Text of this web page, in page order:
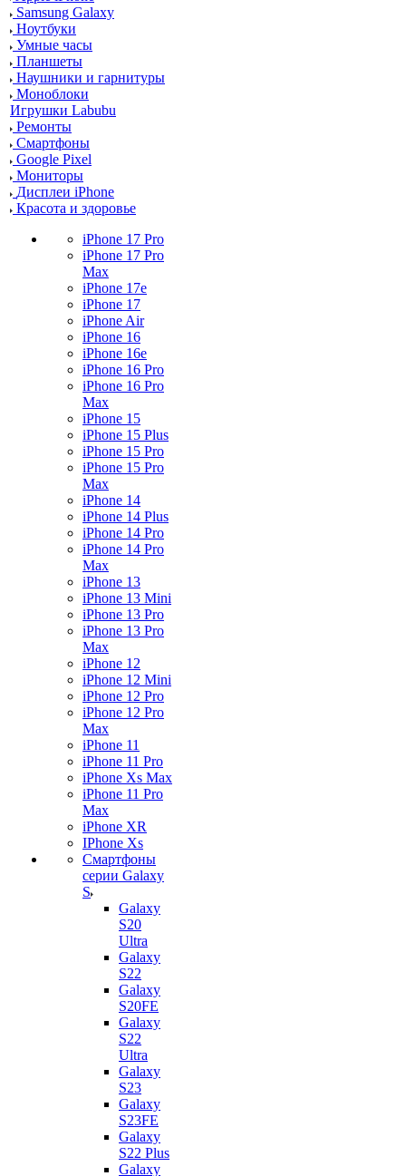
Samsung Galaxy
Ноутбуки
Умные часы
Планшеты
Наушники и гарнитуры
Моноблоки
Игрушки Labubu
Ремонты
Смартфоны
Google Pixel
Мониторы
Дисплеи iPhone
Красота и здоровье
iPhone 17 Pro
iPhone 17 Pro
Max
iPhone 17e
iPhone 17
iPhone Air
iPhone 16
iPhone 16e
iPhone 16 Pro
iPhone 16 Pro
Max
iPhone 15
iPhone 15 Plus
iPhone 15 Pro
iPhone 15 Pro
Max
iPhone 14
iPhone 14 Plus
iPhone 14 Pro
iPhone 14 Pro
Max
iPhone 13
iPhone 13 Mini
iPhone 13 Pro
iPhone 13 Pro
Max
iPhone 12
iPhone 12 Mini
iPhone 12 Pro
iPhone 12 Pro
Max
iPhone 11
iPhone 11 Pro
iPhone Xs Max
iPhone 11 Pro
Max
iPhone XR
IPhone Xs
Смартфоны
серии Galaxy
S
Galaxy
S20
Ultra
Galaxy
S22
Galaxy
S20FE
Galaxy
S22
Ultra
Galaxy
S23
Galaxy
S23FE
Galaxy
S22 Plus
Galaxy